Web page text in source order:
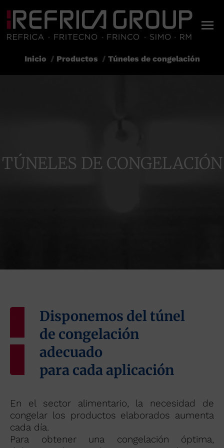
Estás aquí:
Inicio Productos Túneles de congelación
TÚNELES DE CONGELACIÓN
Disponemos del túnel
de congelación
adecuado
para cada aplicación
En el sector alimentario, la necesidad de
congelar los productos elaborados aumenta
cada día.
Para obtener una congelación óptima,